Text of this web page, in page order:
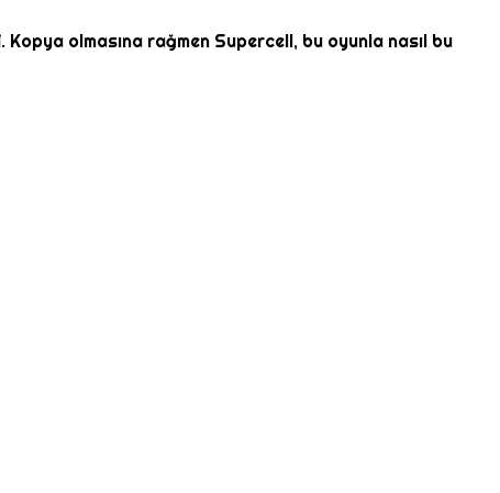
olmasına rağmen Supercell, bu oyunla nasıl bu